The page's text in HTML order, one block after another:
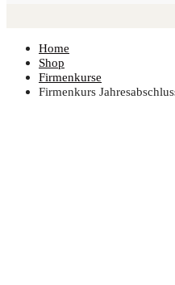
Home
Shop
Firmenkurse
Fir­men­kurs